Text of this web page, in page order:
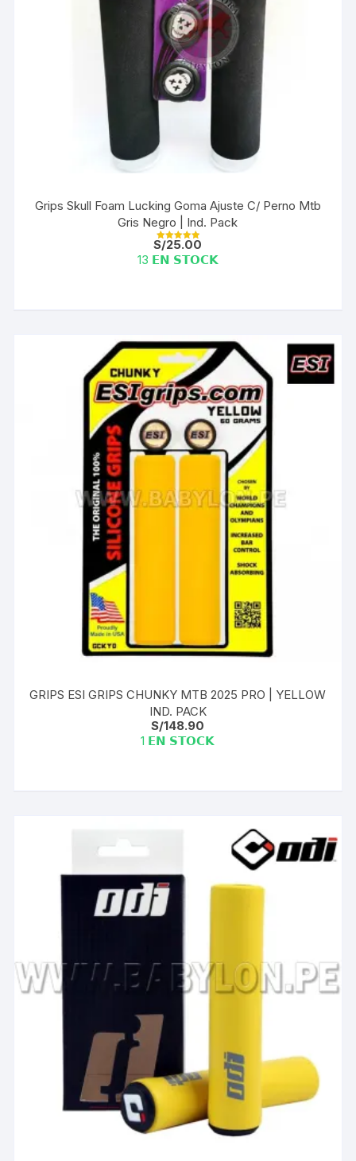
Grips Skull Foam Lucking Goma Ajuste C/ Perno Mtb
Gris Negro | Ind. Pack
Valorado con
5.00
de 5
S/25.00
13 𝗘𝗡 𝗦𝗧𝗢𝗖𝗞
GRIPS ESI GRIPS CHUNKY MTB 2025 PRO | YELLOW
IND. PACK
S/148.90
1 𝗘𝗡 𝗦𝗧𝗢𝗖𝗞